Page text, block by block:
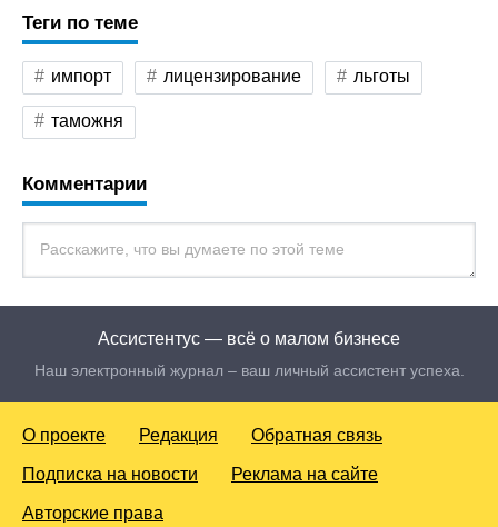
Теги по теме
импорт лицензирование льготы
таможня
Комментарии
Ассистентус — всё о малом бизнесе
Наш электронный журнал – ваш личный ассистент успеха.
О проекте Редакция Обратная связь
Подписка на новости Реклама на сайте
Авторские права